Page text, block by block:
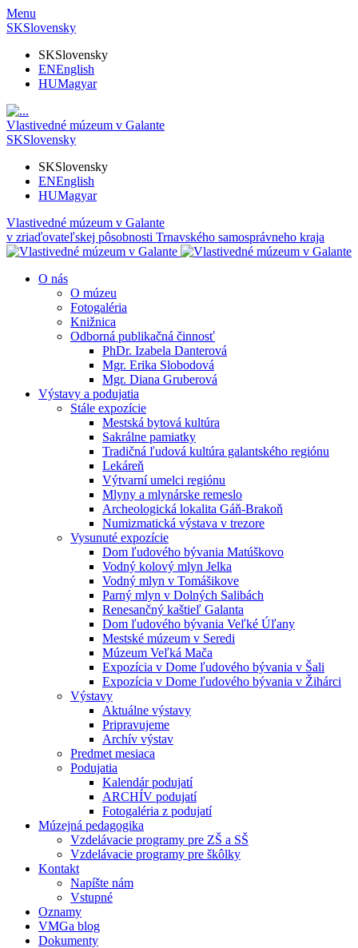
Menu
SKSlovensky
SKSlovensky
ENEnglish
HUMagyar
Vlastivedné múzeum v Galante
SKSlovensky
SKSlovensky
ENEnglish
HUMagyar
Vlastivedné múzeum v Galante
v zriaďovateľskej pôsobnosti Trnavského samosprávneho kraja
O nás
O múzeu
Fotogaléria
Knižnica
Odborná publikačná činnosť
PhDr. Izabela Danterová
Mgr. Erika Slobodová
Mgr. Diana Gruberová
Výstavy a podujatia
Stále expozície
Mestská bytová kultúra
Sakrálne pamiatky
Tradičná ľudová kultúra galantského regiónu
Lekáreň
Výtvarní umelci regiónu
Mlyny a mlynárske remeslo
Archeologická lokalita Gáň-Brakoň
Numizmatická výstava v trezore
Vysunuté expozície
Dom ľudového bývania Matúškovo
Vodný kolový mlyn Jelka
Vodný mlyn v Tomášikove
Parný mlyn v Dolných Salibách
Renesančný kaštieľ Galanta
Dom ľudového bývania Veľké Úľany
Mestské múzeum v Seredi
Múzeum Veľká Mača
Expozícia v Dome ľudového bývania v Šali
Expozícia v Dome ľudového bývania v Žihárci
Výstavy
Aktuálne výstavy
Pripravujeme
Archív výstav
Predmet mesiaca
Podujatia
Kalendár podujatí
ARCHÍV podujatí
Fotogaléria z podujatí
Múzejná pedagogika
Vzdelávacie programy pre ZŠ a SŠ
Vzdelávacie programy pre škôlky
Kontakt
Napíšte nám
Vstupné
Oznamy
VMGa blog
Dokumenty